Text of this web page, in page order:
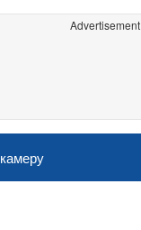
Advertisement